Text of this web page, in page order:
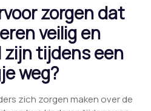
zorgen dat
veilig en
tijdens een
weg?
zich zorgen maken over de